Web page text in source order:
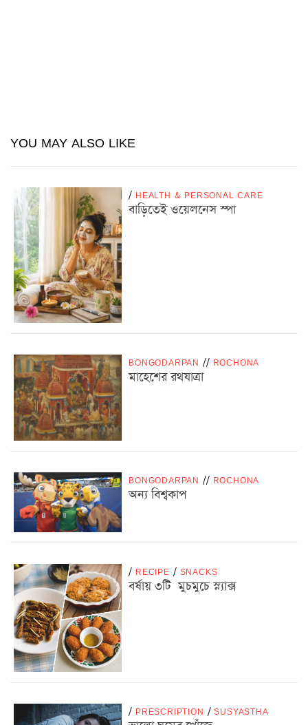
YOU MAY ALSO LIKE
/ HEALTH & PERSONAL CARE
বাড়িতেই ওয়েলনেস স্পা
BONGODARPAN // ROCHONA
মাহেশের রথযাত্রা
BONGODARPAN // ROCHONA
অন্য বিশ্বকাপ
/ RECIPE / SNACKS
বর্ষায় ৩টি মুচমুচে স্ন্যাক্স
/ PRESCRIPTION / SUSYASTHA